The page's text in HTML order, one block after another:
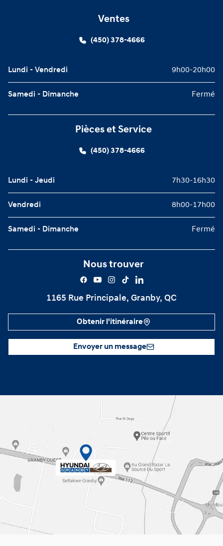
Ventes
(450) 378-4666
Lundi - Vendredi 9h00-20h00
Samedi - Dimanche Fermé
Pièces et Service
(450) 378-4666
Lundi - Jeudi 7h30-16h30
Vendredi 8h00-17h00
Samedi - Dimanche Fermé
Nous trouver
1165 Rue Principale, Granby, QC
Obtenir l'itinéraire
Envoyer un message